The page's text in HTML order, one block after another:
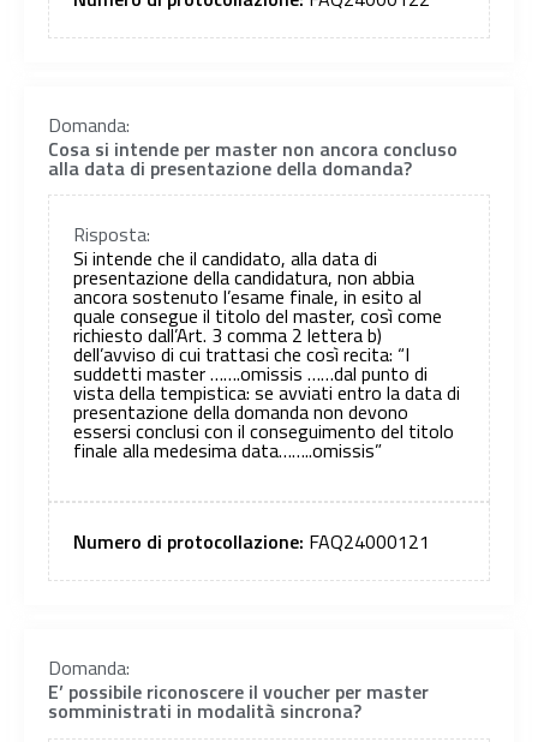
Domanda:
Cosa si intende per master non ancora concluso
alla data di presentazione della domanda?
Risposta:
Si intende che il candidato, alla data di
presentazione della candidatura, non abbia
ancora sostenuto l’esame finale, in esito al
quale consegue il titolo del master, così come
richiesto dall’Art. 3 comma 2 lettera b)
dell’avviso di cui trattasi che così recita: “I
suddetti master …….omissis ……dal punto di
vista della tempistica: se avviati entro la data di
presentazione della domanda non devono
essersi conclusi con il conseguimento del titolo
finale alla medesima data……..omissis”
Numero di protocollazione: FAQ24000121
Domanda:
E’ possibile riconoscere il voucher per master
somministrati in modalità sincrona?